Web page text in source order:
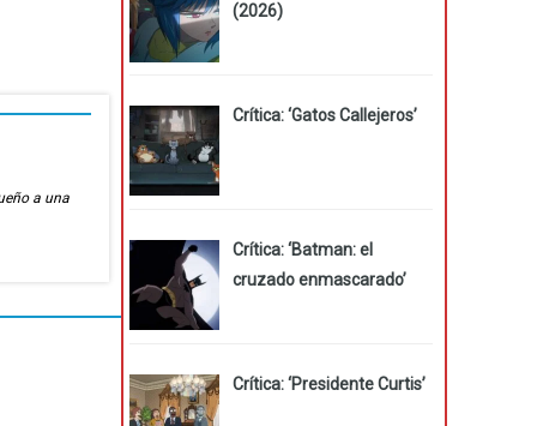
a una
(2026)
Crítica: ‘Gatos Callejeros’
Crítica: ‘Batman: el
cruzado enmascarado’
Crítica: ‘Presidente Curtis’